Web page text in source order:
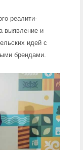
реалити-
выявление и
идей с
брендами.